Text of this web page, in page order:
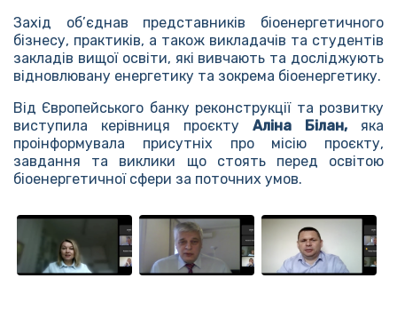
Захід об’єднав представників біоенергетичного
бізнесу, практиків, а також викладачів та студентів
закладів вищої освіти, які вивчають та досліджують
відновлювану енергетику та зокрема біоенергетику.
Від Європейського банку реконструкції та розвитку
виступила керівниця проєкту Аліна Білан, яка
проінформувала присутніх про місію проєкту,
завдання та виклики що стоять перед освітою
біоенергетичної сфери за поточних умов.